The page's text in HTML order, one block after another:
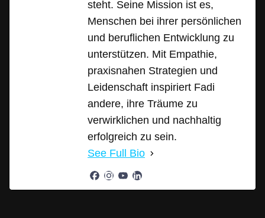
steht. Seine Mission ist es,
Menschen bei ihrer persönlichen
und beruflichen Entwicklung zu
unterstützen. Mit Empathie,
praxisnahen Strategien und
Leidenschaft inspiriert Fadi
andere, ihre Träume zu
verwirklichen und nachhaltig
erfolgreich zu sein.
See Full Bio